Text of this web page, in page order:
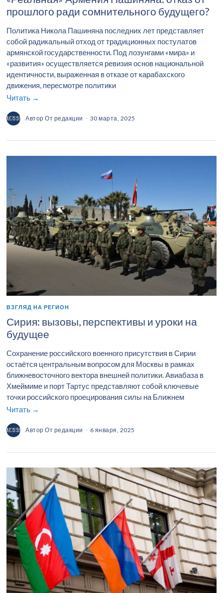
прошлого ради сомнительного будущего?
Политика Никола Пашиняна последних лет представляет
собой радикальный отход от традиционных постулатов
армянской государственности. Под лозунгами «мира» и
«развития» осуществляется ревизия основ национальной
идентичности, выраженная в отказе от карабахского
движения, пересмотре политики
Читать →
АвторОт редакции 30 марта, 2025
ВЗГЛЯД НА РЕГИОН
Сирия: вызовы, перспективы и уроки на
будущее
Сохранение российского военного присутствия в Сирии
остаётся центральным вопросом для Москвы в рамках
ближневосточного вектора внешней политики. Авиабаза в
Хмеймиме и порт Тартус представляют собой ключевые
точки российского проецирования силы на Ближнем
Читать →
АвторОт редакции 6 января, 2025